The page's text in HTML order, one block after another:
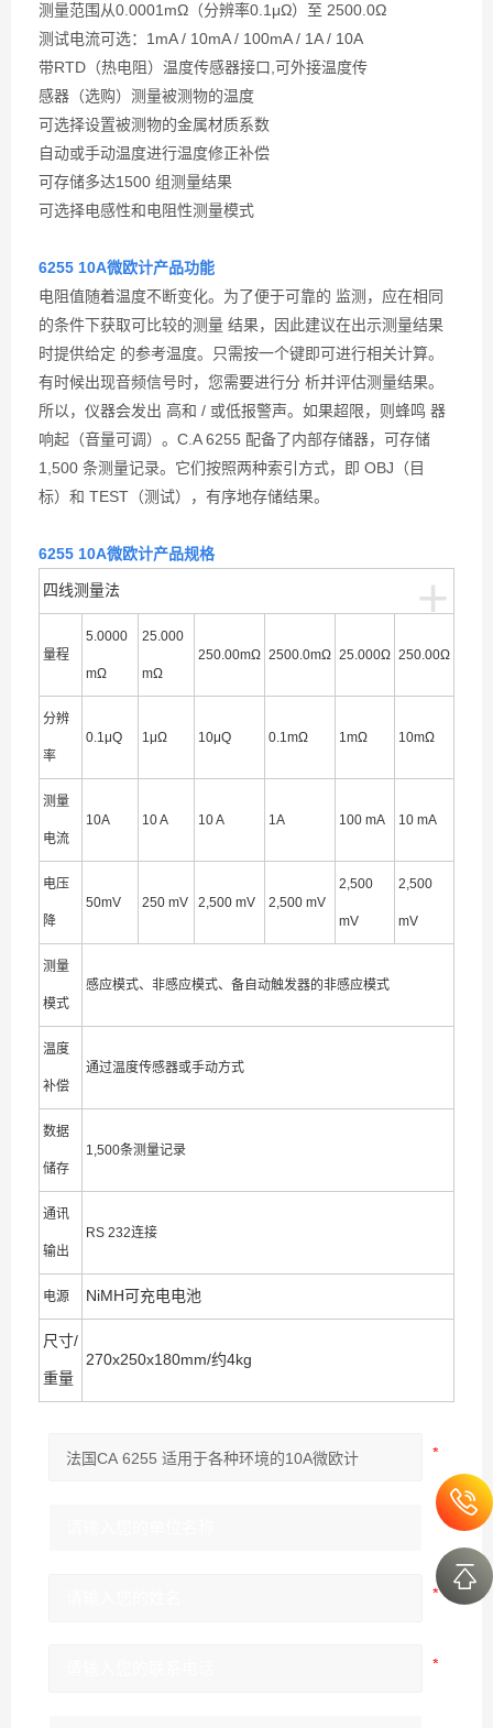
测量范围从0.0001mΩ（分辨率0.1μΩ）至 2500.0Ω
测试电流可选：1mA / 10mA / 100mA / 1A / 10A
带RTD（热电阻）温度传感器接口,可外接温度传
感器（选购）测量被测物的温度
可选择设置被测物的金属材质系数
自动或手动温度进行温度修正补偿
可存储多达1500 组测量结果
可选择电感性和电阻性测量模式
6255 10A微欧计产品功能
电阻值随着温度不断变化。为了便于可靠的 监测，应在相同
的条件下获取可比较的测量 结果，因此建议在出示测量结果
时提供给定 的参考温度。只需按一个键即可进行相关计算。
有时候出现音频信号时，您需要进行分 析并评估测量结果。
所以，仪器会发出 高和 / 或低报警声。如果超限，则蜂鸣 器
响起（音量可调）。 C.A 6255 配备了内部存储器，可存储
1,500 条测量记录。它们按照两种索引方式，即 OBJ（目
标）和 TEST（测试），有序地存储结果。
6255 10A微欧计产品规格
+
四线测量法
量程
5.0000
mΩ
25.000
mΩ
250.00mΩ 2500.0mΩ 25.000Ω 250.00Ω
分辨
率
0.1μQ 1μΩ 10μQ 0.1mΩ 1mΩ 10mΩ
测量
电流
10A 10 A 10 A 1A 100 mA 10 mA
电压
降
50mV 250 mV 2,500 mV 2,500 mV
2,500
mV
2,500
mV
测量
模式
感应模式、非感应模式、备自动触发器的非感应模式
温度
补偿
通过温度传感器或手动方式
数据
储存
1,500条测量记录
通讯
输出
RS 232连接
电源 NiMH可充电电池
尺寸/
重量
270x250x180mm/约4kg